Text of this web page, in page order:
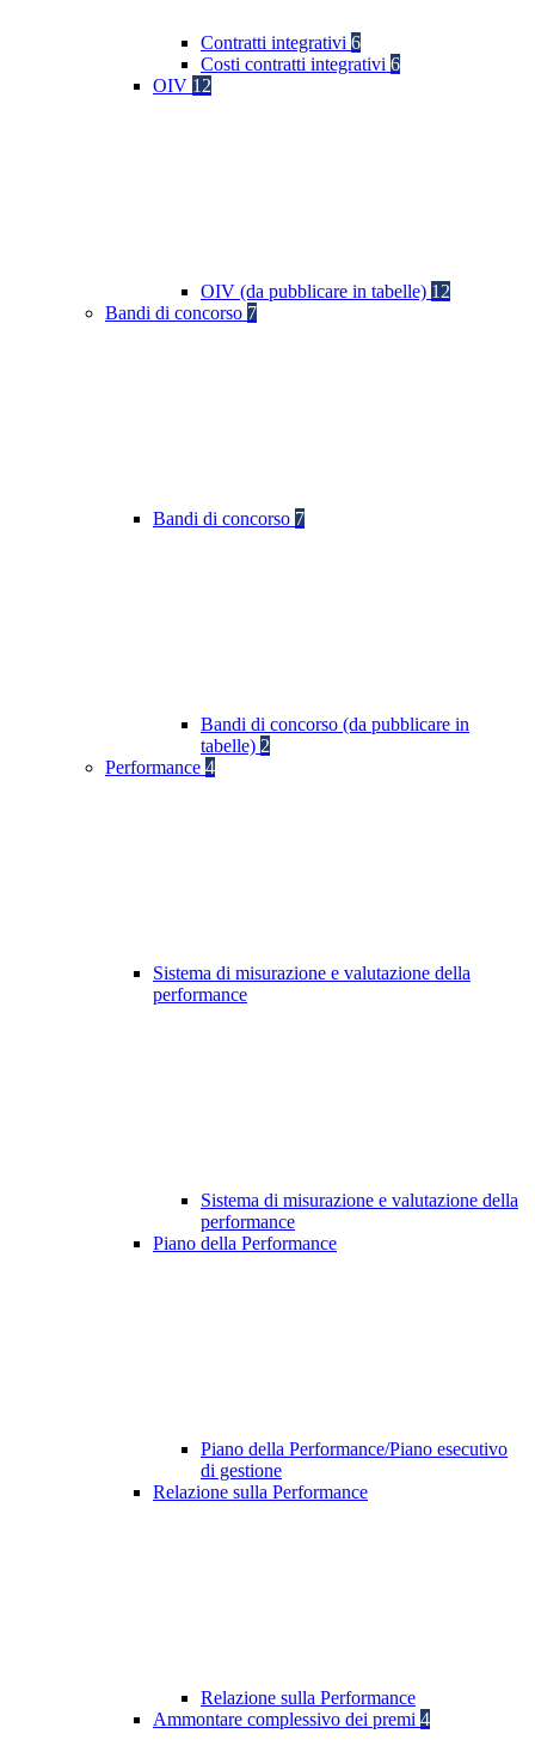
Contratti integrativi 6
Costi contratti integrativi 6
OIV 12
OIV (da pubblicare in tabelle) 12
Bandi di concorso 7
Bandi di concorso 7
Bandi di concorso (da pubblicare in
tabelle) 2
Performance 4
Sistema di misurazione e valutazione della
performance
Sistema di misurazione e valutazione della
performance
Piano della Performance
Piano della Performance/Piano esecutivo
di gestione
Relazione sulla Performance
Relazione sulla Performance
Ammontare complessivo dei premi 4